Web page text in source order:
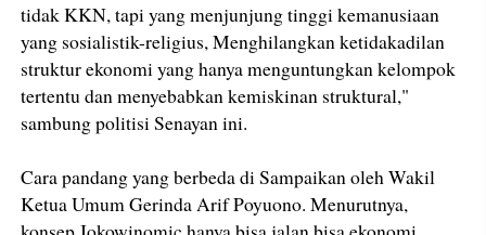
tidak KKN, tapi yang menjunjung tinggi kemanusiaan
yang sosialistik-religius, Menghilangkan ketidakadilan
struktur ekonomi yang hanya menguntungkan kelompok
tertentu dan menyebabkan kemiskinan struktural,"
sambung politisi Senayan ini.
Cara pandang yang berbeda di Sampaikan oleh Wakil
Ketua Umum Gerinda Arif Poyuono. Menurutnya,